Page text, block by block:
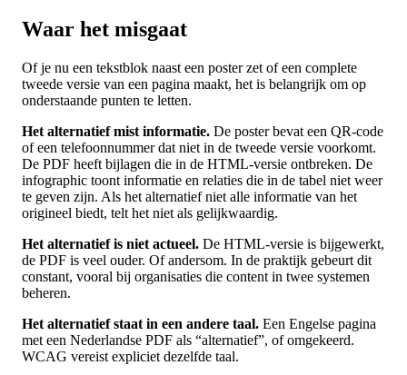
Waar het misgaat
Of je nu een tekstblok naast een poster zet of een complete
tweede versie van een pagina maakt, het is belangrijk om op
onderstaande punten te letten.
Het alternatief mist informatie. De poster bevat een QR-code
of een telefoonnummer dat niet in de tweede versie voorkomt.
De PDF heeft bijlagen die in de HTML-versie ontbreken. De
infographic toont informatie en relaties die in de tabel niet weer
te geven zijn. Als het alternatief niet alle informatie van het
origineel biedt, telt het niet als gelijkwaardig.
Het alternatief is niet actueel. De HTML-versie is bijgewerkt,
de PDF is veel ouder. Of andersom. In de praktijk gebeurt dit
constant, vooral bij organisaties die content in twee systemen
beheren.
Het alternatief staat in een andere taal. Een Engelse pagina
met een Nederlandse PDF als “alternatief”, of omgekeerd.
WCAG vereist expliciet dezelfde taal.